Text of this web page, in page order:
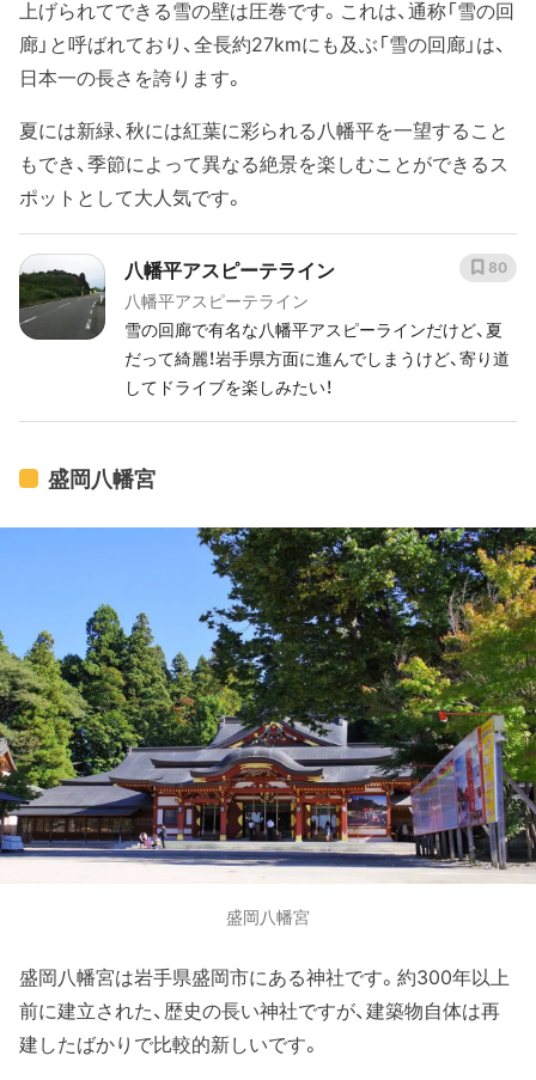
上げられてできる雪の壁は圧巻です。これは、通称「雪の回
廊」と呼ばれており、全長約27kmにも及ぶ「雪の回廊」は、
日本一の長さを誇ります。
夏には新緑、秋には紅葉に彩られる八幡平を一望すること
もでき、季節によって異なる絶景を楽しむことができるス
ポットとして大人気です。
八幡平アスピーテライン
八幡平アスピーテライン
雪の回廊で有名な八幡平アスピーラインだけど、夏
だって綺麗！岩手県方面に進んでしまうけど、寄り道
してドライブを楽しみたい！
80
盛岡八幡宮
盛岡八幡宮
盛岡八幡宮は岩手県盛岡市にある神社です。約300年以上
前に建立された、歴史の長い神社ですが、建築物自体は再
建したばかりで比較的新しいです。